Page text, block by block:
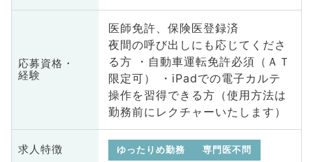
応募資格・
経験
医師免許、保険医登録済
夜間の呼び出しにも応じてくださ
る方 ・自動車運転免許必須（ＡＴ
限定可） ・iPadでの電子カルテ
操作を習得できる方（使用方法は
勤務前にレクチャーいたします）
求人特徴 ゆったりめ勤務 専門医不問